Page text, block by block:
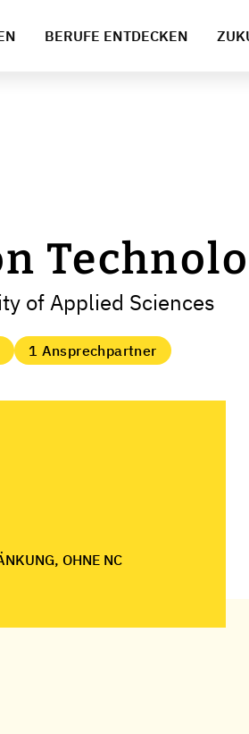
BERUFE ENTDECKEN
of Applied Sciences
1 Ansprechpartner
OHNE NC